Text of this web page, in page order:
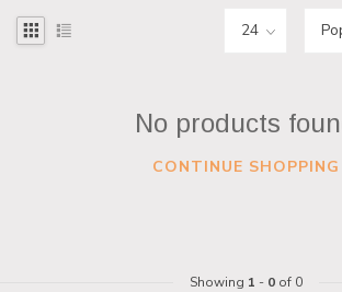
No products
CONTINUE SHOPPING
Showing 1 - 0of 0